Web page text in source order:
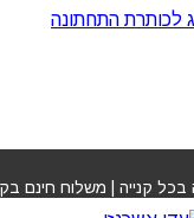
לכותרת התחתונה
קנייה | משלוח חינם
טי טרי פול מיטשל